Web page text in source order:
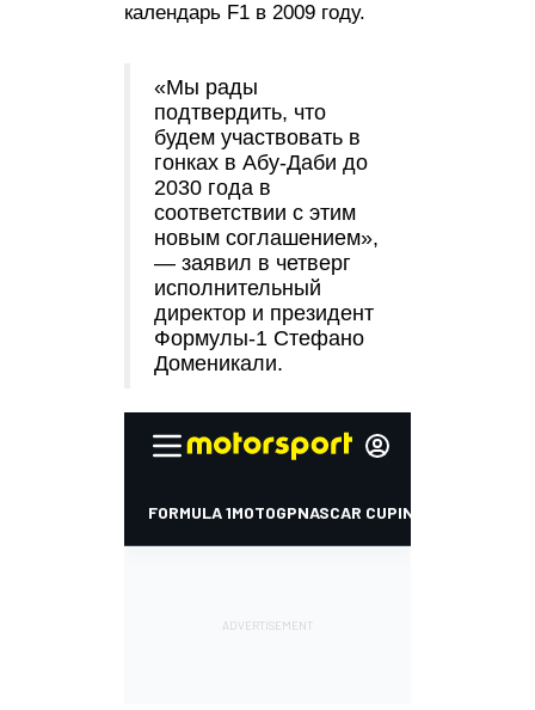
календарь F1 в 2009 году.
«Мы рады
подтвердить, что
будем участвовать в
гонках в Абу-Даби до
2030 года в
соответствии с этим
новым соглашением»,
— заявил в четверг
исполнительный
директор и президент
Формулы-1 Стефано
Доменикали.